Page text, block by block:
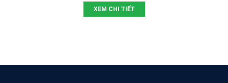
XEM CHI TIẾT